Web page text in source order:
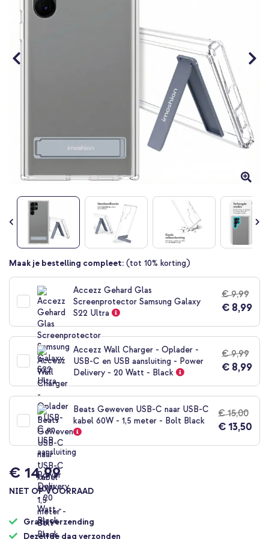
Ga
begin
van
afbeeldingen-
gallerij
Maak je bestelling compleet: (tot 10% korting)
Accezz Gehard Glas
Screenprotector Samsung Galaxy
S22 Ultra
€ 9,99
€ 8,99
Accezz Wall Charger - Oplader -
USB-C en USB aansluiting - Power
Delivery - 20 Watt - Black
€ 9,99
€ 8,99
Beats Geweven USB-C naar USB-C
kabel 60W - 1,5 meter - Bolt Black
€ 15,00
€ 13,50
€ 14,99
NIET OP VOORRAAD
Gratis verzending
Dezelfde dag verzonden